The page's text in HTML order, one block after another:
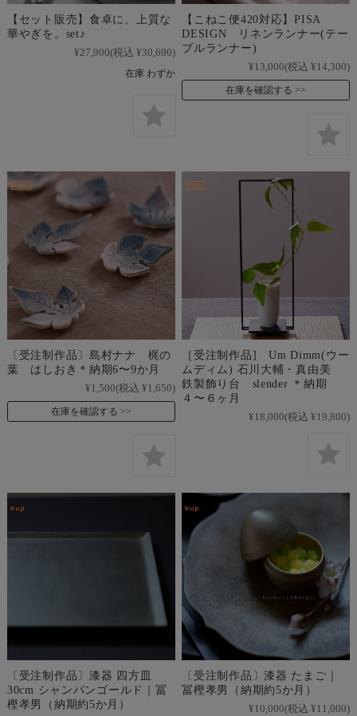
【セット販売】食卓に、上質な
華やぎを。set♪
¥27,900(税込 ¥30,690)
在庫 わずか
【こねこ便420対応】PISA
DESIGN リネンランナー(テー
ブルランナー)
¥13,000(税込 ¥14,300)
在庫を確認する
〔受注制作品〕島村ナナ 梶の
葉 はしおき＊納期6〜9か月
¥1,500(税込 ¥1,650)
在庫を確認する
［受注制作品] Um Dimm(ウー
ムディム) 石川大輔・真由美
鉄製飾り台 slender ＊納期
４〜６ヶ月
¥18,000(税込 ¥19,800)
〔受注制作品〕漆器 四方皿
30cm シャンパンゴールド｜冨
樫孝男（納期約5か月）
〔受注制作品〕漆器 たまご｜
冨樫孝男（納期約5か月）
¥10,000(税込 ¥11,000)